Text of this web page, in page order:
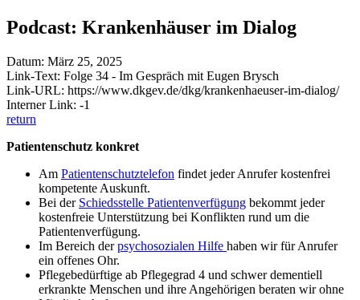
Podcast: Krankenhäuser im Dialog
Datum: März 25, 2025
Link-Text: Folge 34 - Im Gespräch mit Eugen Brysch
Link-URL: https://www.dkgev.de/dkg/krankenhaeuser-im-dialog/
Interner Link: -1
return
Patientenschutz konkret
Am Patientenschutztelefon findet jeder Anrufer kostenfrei
kompetente Auskunft.
Bei der Schiedsstelle Patientenverfügung bekommt jeder
kostenfreie Unterstützung bei Konflikten rund um die
Patientenverfügung.
Im Bereich derpsychosozialen Hilfe haben wir für Anrufer
ein offenes Ohr.
Pflegebedürftige ab Pflegegrad 4 und schwer dementiell
erkrankte Menschen und ihre Angehörigen beraten wir ohne